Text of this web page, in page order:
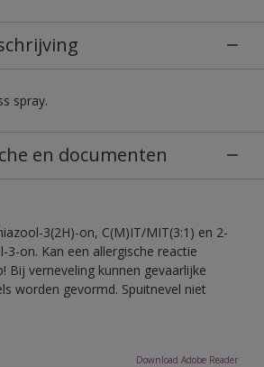
spray.
en documenten
3(2H)-on, C(M)IT/MIT(3:1) en 2-
3-on. Kan een allergische reactie
Bij verneveling kunnen gevaarlijke
worden gevormd. Spuitnevel niet
Download Adobe Reader